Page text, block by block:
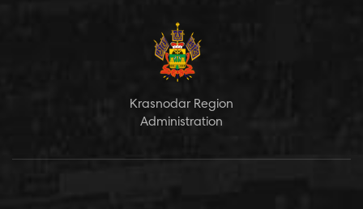
Krasnodar Region
Administration